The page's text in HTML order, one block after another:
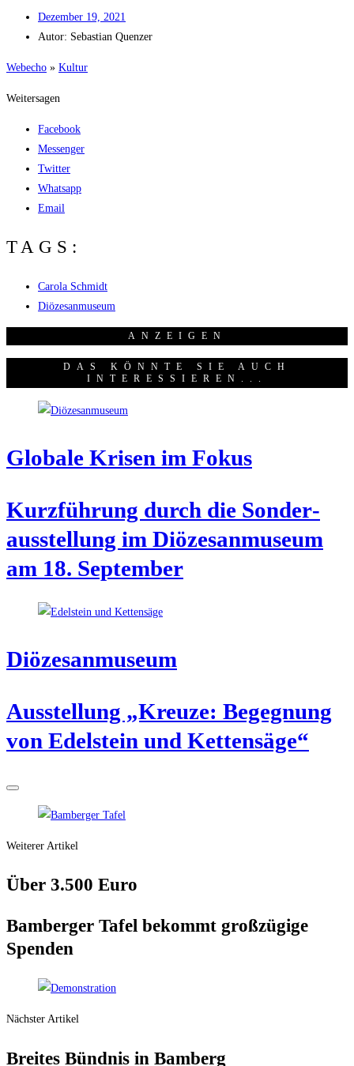
Dezem­ber 19, 2021
Autor: Sebas­ti­an Quenzer
Web­echo » Kul­tur
Weitersagen
Facebook
Messenger
Twitter
Whatsapp
Email
TAGS:
Carola Schmidt
Diözesanmuseum
ANZEI­GEN
DAS KÖNNTE SIE AUCH
INTERESSIEREN...
Glo­ba­le Kri­sen im Fokus
Kurz­füh­rung durch die Son­der­
aus­stel­lung im Diö­ze­san­mu­se­um
am 18. September
Diö­ze­san­mu­se­um
Aus­stel­lung „Kreu­ze: Begeg­nung
von Edel­stein und Kettensäge“
Weiterer Artikel
Über 3.500 Euro
Bam­ber­ger Tafel bekommt groß­zü­gi­ge
Spenden
Nächster Artikel
Brei­tes Bünd­nis in Bamberg